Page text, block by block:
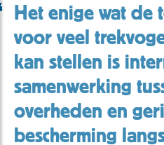
Het enige wat de
voor veel
kan stellen is
samenwerking
overheden en
bescherming